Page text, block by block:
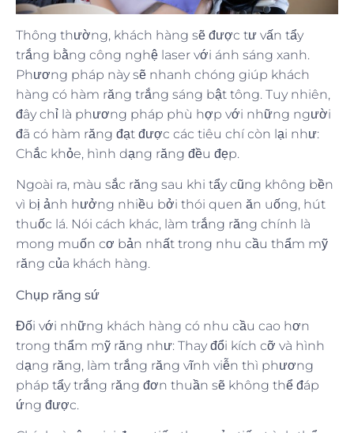
Thông thường, khách hàng sẽ được tư vấn tẩy
trắng bằng công nghệ laser với ánh sáng xanh.
Phương pháp này sẽ nhanh chóng giúp khách
hàng có hàm răng trắng sáng bật tông. Tuy nhiên,
đây chỉ là phương pháp phù hợp với những người
đã có hàm răng đạt được các tiêu chí còn lại như:
Chắc khỏe, hình dạng răng đều đẹp.
Ngoài ra, màu sắc răng sau khi tẩy cũng không bền
vì bị ảnh hưởng nhiều bởi thói quen ăn uống, hút
thuốc lá. Nói cách khác, làm trắng răng chính là
mong muốn cơ bản nhất trong nhu cầu thẩm mỹ
răng của khách hàng.
Chụp răng sứ
Đối với những khách hàng có nhu cầu cao hơn
trong thẩm mỹ răng như: Thay đổi kích cỡ và hình
dạng răng, làm trắng răng vĩnh viễn thì phương
pháp tẩy trắng răng đơn thuần sẽ không thể đáp
ứng được.